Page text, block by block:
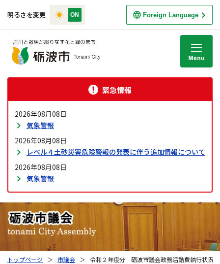
明るさを変更 Foreign Language
緊急情報
2026年08月08日
気象警報
2026年08月08日
レベル４土砂災害危険警報の発表に伴う追加情報について
2026年08月08日
気象警報
トップページ ＞ 市議会 ＞ 令和２年度分 砺波市議会政務活動費執行状況